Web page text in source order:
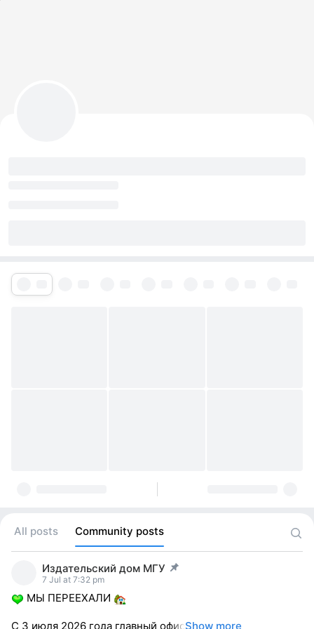
All posts Community posts
Издательский дом МГУ
post pinned
7 Jul at 7:32 pm
МЫ ПЕРЕЕХАЛИ
С 3 июля 2026 года главный офисShow more